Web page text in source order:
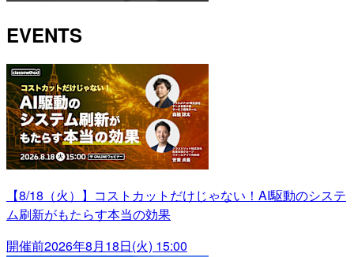
EVENTS
【8/18（火）】コストカットだけじゃない！AI駆動のシステ
ム刷新がもたらす本当の効果
開催前2026年8月18日(火) 15:00